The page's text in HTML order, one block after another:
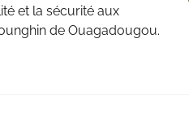
et la sécurité aux
de Ouagadougou.